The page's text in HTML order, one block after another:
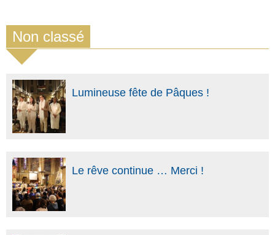
Non classé
Lumineuse fête de Pâques !
Le rêve continue … Merci !